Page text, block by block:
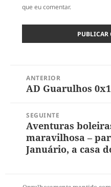
que eu comentar.
ANTERIOR
Post
AD Guarulhos
SEGUINTE
Próximo
post:
Aventuras
maravilhosa –
Januário, a casa